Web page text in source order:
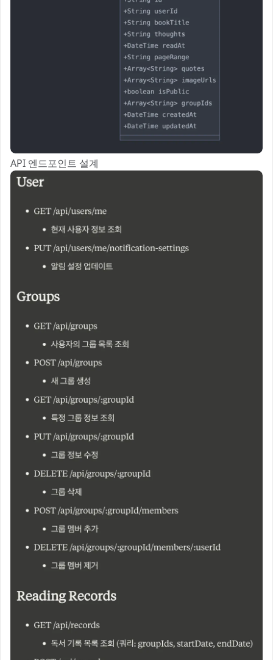
API 엔드포인트 설계